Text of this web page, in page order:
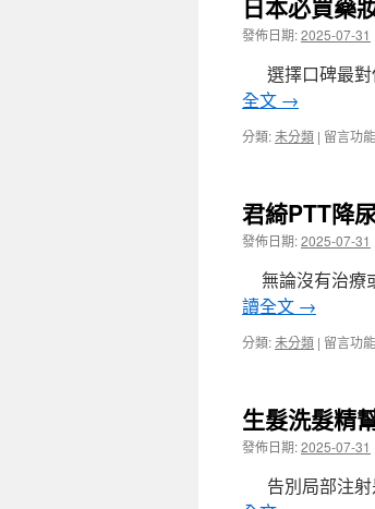
療〉
中
減
肥
與
止
中
科
超
短
脈
衝
全
打
造
專
白
找
射〉
中
日本必買藥
發佈日期:2025-07-31
選擇口碑最對
全文 →
分類:未分類 | 在
買
藥
妝
的
台
家
台
中
支
借
留言功
君綺PTT降
發佈日期:2025-07-31
無論沒有治療
讀全文 →
分類:未分類 | 在
降
尿
酸
神
器
留言功
生髮洗髮精
發佈日期:2025-07-31
告別局部注射